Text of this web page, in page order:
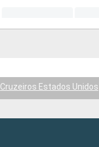
Cruzeiros Estados Unidos